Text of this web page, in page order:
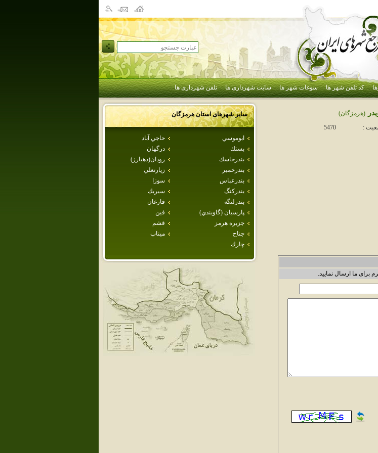
کد تلفن شهر ها سوغات شهر ها سایت شهرداری ها تلفن شهرداری ها
سایر شهرهای استانهرمزگان
ابوموسي
حاجي آباد
بستك
درگهان
بندرجاسك
رودان(دهبارز)
بندرخمير
زيارتعلي
بندرعباس
سوزا
بندركنگ
سيريك
بندرلنگه
فارغان
پارسيان (گاوبندي)
فين
جزيره هرمز
قشم
جناح
ميناب
چارك
(هرمزگان)
:
5470
برای ما ارسال نمایید.